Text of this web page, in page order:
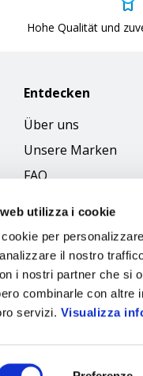
utilizza i cookie
per
il nostro
i nostri partner che si
combinarle con altre
servizi. Visualizza
Hohe Qualität und
Entdecken
Über uns
Unsere Marken
FAQ